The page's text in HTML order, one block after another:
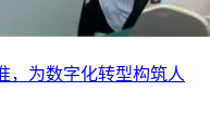
，为数字化转型构筑人